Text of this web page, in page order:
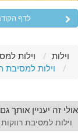
לדף
וילות וילות
וילות למסיבת
אולי זה יעניין אותך גם
וילות למסיבת רווקות